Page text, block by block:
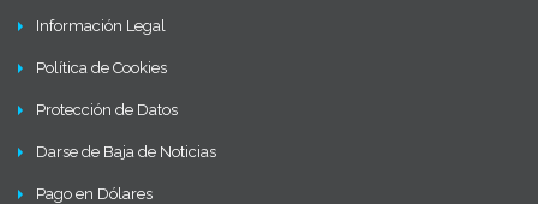
Información Legal
Política de Cookies
Protección de Datos
Darse de Baja de Noticias
Pago en Dólares